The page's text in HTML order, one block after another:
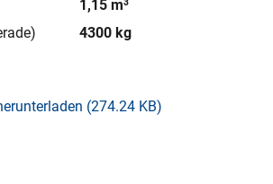
1,15 m³
4300 kg
(274.24 KB)